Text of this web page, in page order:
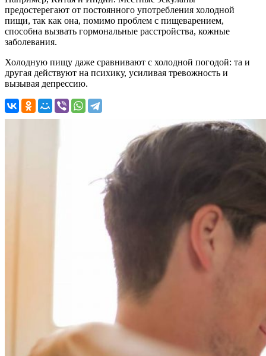
предостерегают от постоянного употребления холодной
пищи, так как она, помимо проблем с пищеварением,
способна вызвать гормональные расстройства, кожные
заболевания.
Холодную пищу даже сравнивают с холодной погодой: та и
другая действуют на психику, усиливая тревожность и
вызывая депрессию.